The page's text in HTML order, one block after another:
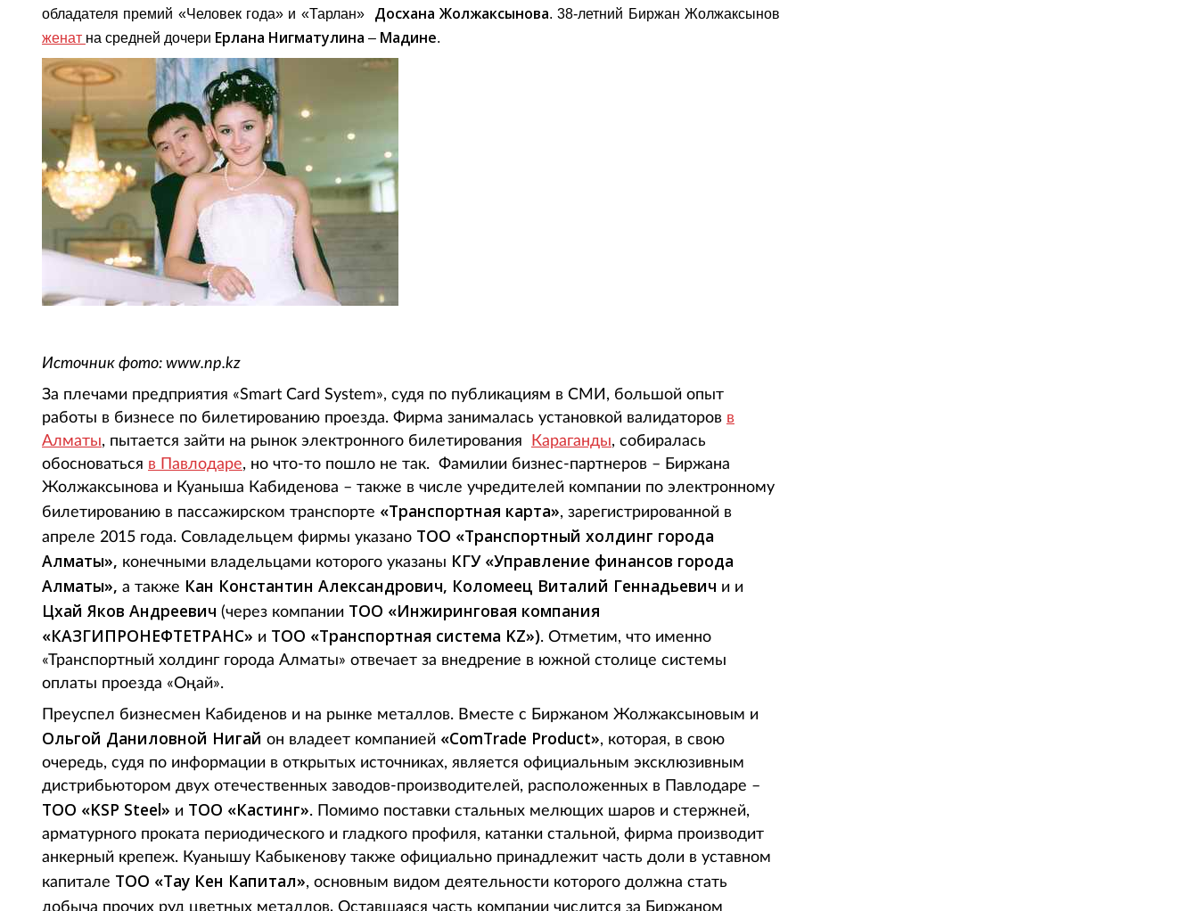
обладателя премий «Человек года» и «Тарлан» Досхана Жолжаксынова. 38-летний Биржан Жолжаксынов
женат на средней дочери Ерлана Нигматулина – Мадине.
Источник фото: www.np.kz
За плечами предприятия «Smart Card System», судя по публикациям в СМИ, большой опыт
работы в бизнесе по билетированию проезда. Фирма занималась установкой валидаторов в
Алматы, пытается зайти на рынок электронного билетирования Караганды, собиралась
обосноваться в Павлодаре, но что-то пошло не так. Фамилии бизнес-партнеров – Биржана
Жолжаксынова и Куаныша Кабиденова – также в числе учредителей компании по электронному
билетированию в пассажирском транспорте «Транспортная карта», зарегистрированной в
апреле 2015 года. Совладельцем фирмы указано ТОО «Транспортный холдинг города
Алматы», конечными владельцами которого указаны КГУ «Управление финансов города
Алматы», а также Кан Константин Александрович, Коломеец Виталий Геннадьевич и и
Цхай Яков Андреевич (через компании ТОО «Инжиринговая компания
«КАЗГИПРОНЕФТЕТРАНС» и ТОО «Транспортная система KZ»). Отметим, что именно
«Транспортный холдинг города Алматы» отвечает за внедрение в южной столице системы
оплаты проезда «Оңай».
Преуспел бизнесмен Кабиденов и на рынке металлов. Вместе с Биржаном Жолжаксыновым и
Ольгой Даниловной Нигай он владеет компанией «ComTrade Product», которая, в свою
очередь, судя по информации в открытых источниках, является официальным эксклюзивным
дистрибьютором двух отечественных заводов-производителей, расположенных в Павлодаре –
ТОО «KSP Steel» и ТОО «Кастинг». Помимо поставки стальных мелющих шаров и стержней,
арматурного проката периодического и гладкого профиля, катанки стальной, фирма производит
анкерный крепеж. Куанышу Кабыкенову также официально принадлежит часть доли в уставном
капитале ТОО «Тау Кен Капитал», основным видом деятельности которого должна стать
добыча прочих руд цветных металлов. Оставшаяся часть компании числится за Биржаном